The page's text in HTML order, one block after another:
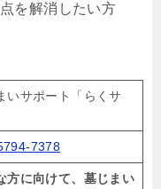
を解消したい方
いサポート「らくサ
7378
方に向けて、墓じまい